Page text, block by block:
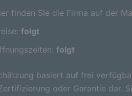
finden Sie die Firma auf der
folgt
folgt
basiert auf frei
oder Garantie dar.